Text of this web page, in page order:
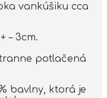
vankúšiku cca
– 3cm.
potlačená
bavlny, ktorá je